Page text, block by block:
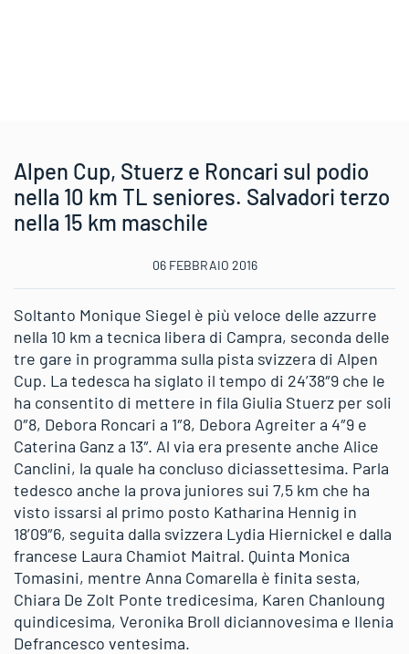
Alpen Cup, Stuerz e Roncari sul podio
nella 10 km TL seniores. Salvadori terzo
nella 15 km maschile
06 FEBBRAIO 2016
Soltanto Monique Siegel è più veloce delle azzurre
nella 10 km a tecnica libera di Campra, seconda delle
tre gare in programma sulla pista svizzera di Alpen
Cup. La tedesca ha siglato il tempo di 24’38″9 che le
ha consentito di mettere in fila Giulia Stuerz per soli
0″8, Debora Roncari a 1″8, Debora Agreiter a 4″9 e
Caterina Ganz a 13″. Al via era presente anche Alice
Canclini, la quale ha concluso diciassettesima. Parla
tedesco anche la prova juniores sui 7,5 km che ha
visto issarsi al primo posto Katharina Hennig in
18’09″6, seguita dalla svizzera Lydia Hiernickel e dalla
francese Laura Chamiot Maitral. Quinta Monica
Tomasini, mentre Anna Comarella è finita sesta,
Chiara De Zolt Ponte tredicesima, Karen Chanloung
quindicesima, Veronika Broll diciannovesima e Ilenia
Defrancesco ventesima.